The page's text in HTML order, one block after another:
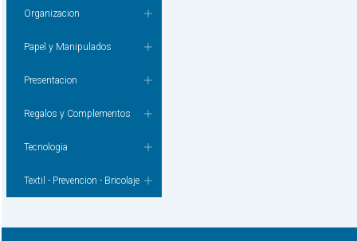
Organizacion
Papel y Manipulados
Presentacion
Regalos y Complementos
Tecnologia
Textil - Prevencion - Bricolaje